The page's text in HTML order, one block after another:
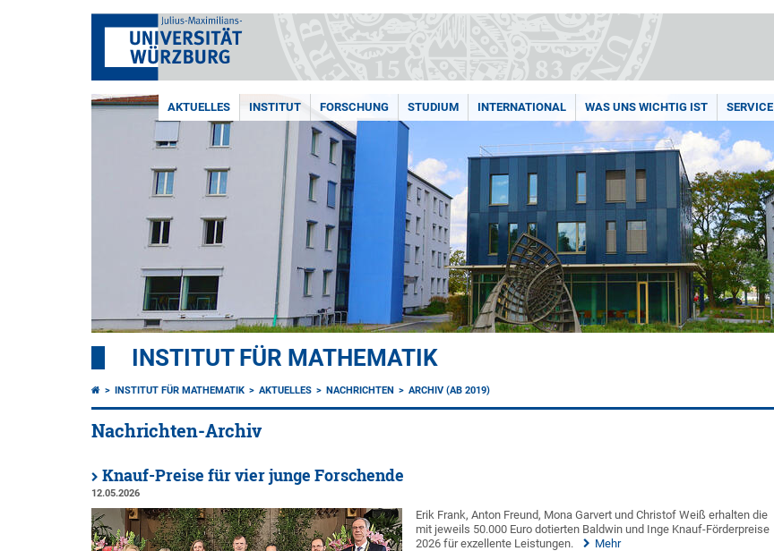
AKTUELLES INSTITUT FORSCHUNG STUDIUM INTERNATIONAL WAS UNS WICHTIG IST SERVICE
INSTITUT FÜR MATHEMATIK
INSTITUT FÜR MATHEMATIK AKTUELLES NACHRICHTEN ARCHIV (AB 2019)
Nachrichten-Archiv
Knauf-Preise für vier junge Forschende
12.05.2026
Erik Frank, Anton Freund, Mona Garvert und Christof Weiß erhalten die
mit jeweils 50.000 Euro dotierten Baldwin und Inge Knauf-Förderpreise
2026 für exzellente Leistungen.
Mehr